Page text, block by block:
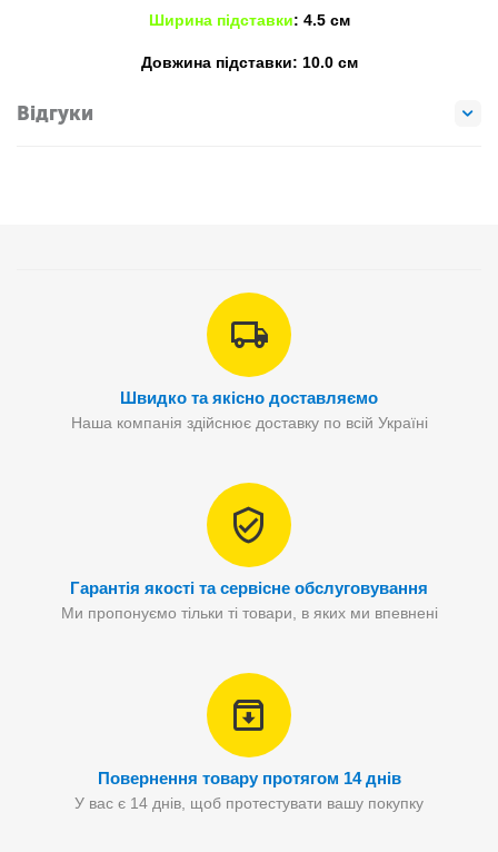
Ширина підставки: 4.5 см
Довжина підставки: 10.0 см
Відгуки
Швидко та якісно доставляємо
Наша компанія здійснює доставку по всій Україні
Гарантія якості та сервісне обслуговування
Ми пропонуємо тільки ті товари, в яких ми впевнені
Повернення товару протягом 14 днів
У вас є 14 днів, щоб протестувати вашу покупку